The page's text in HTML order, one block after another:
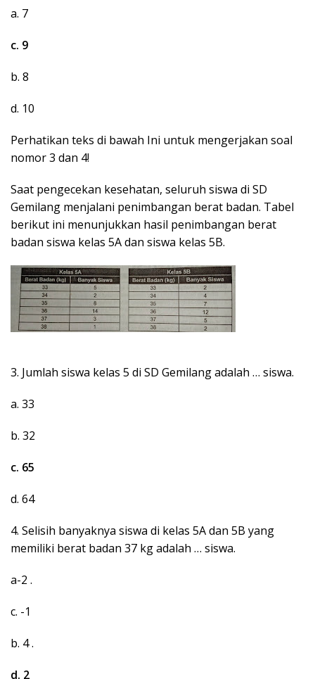
a. 7
c. 9
b. 8
d. 10
Perhatikan teks di bawah Ini untuk mengerjakan soal
nomor 3 dan 4!
Saat pengecekan kesehatan, seluruh siswa di SD
Gemilang menjalani penimbangan berat badan. Tabel
berikut ini menunjukkan hasil penimbangan berat
badan siswa kelas 5A dan siswa kelas 5B.
3. Jumlah siswa kelas 5 di SD Gemilang adalah … siswa.
a. 33
b. 32
c. 65
d. 64
4. Selisih banyaknya siswa di kelas 5A dan 5B yang
memiliki berat badan 37 kg adalah … siswa.
a-2 .
c. -1
b. 4 .
d. 2